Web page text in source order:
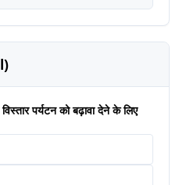
पर्यटन को बढ़ावा देने के लिए